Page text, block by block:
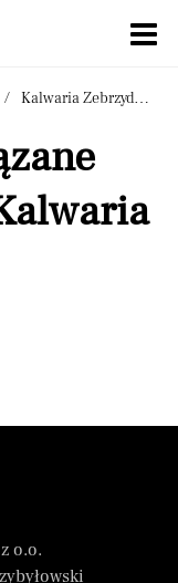
Kalwaria Zebrzydowska
o.o.